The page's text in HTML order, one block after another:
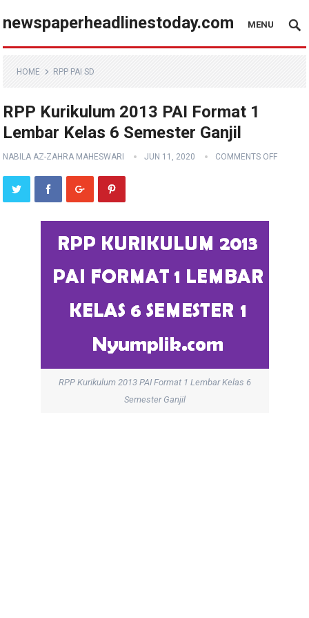
newspaperheadlinestoday.com MENU
HOME RPP PAI SD
RPP Kurikulum 2013 PAI Format 1
Lembar Kelas 6 Semester Ganjil
NABILA AZ-ZAHRA MAHESWARI JUN 11, 2020 COMMENTS OFF
RPP Kurikulum 2013 PAI Format 1 Lembar Kelas 6
Semester Ganjil